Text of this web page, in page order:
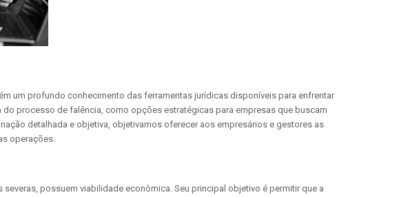
um profundo conhecimento das ferramentas jurídicas disponíveis para enfrentar
processo de falência, como opções estratégicas para empresas que buscam
detalhada e objetiva, objetivamos oferecer aos empresários e gestores as
operações.
possuem viabilidade econômica. Seu principal objetivo é permitir que a